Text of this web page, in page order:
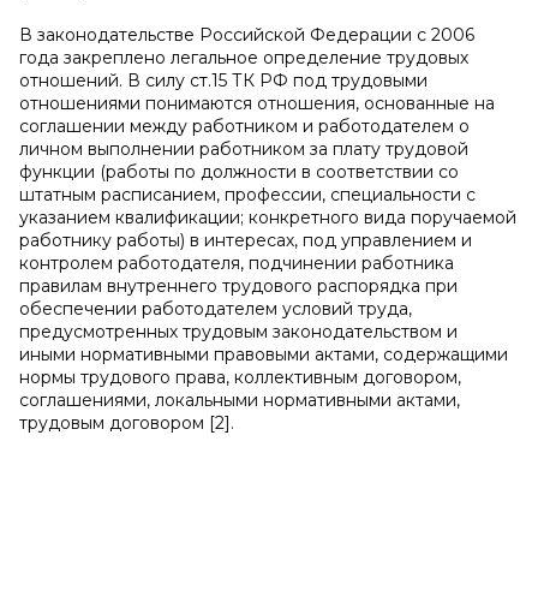
В законодательстве Российской Федерации с 2006
года закреплено легальное определение трудовых
отношений. В силу ст.15 ТК РФ под трудовыми
отношениями понимаются отношения, основанные на
соглашении между работником и работодателем о
личном выполнении работником за плату трудовой
функции (работы по должности в соответствии со
штатным расписанием, профессии, специальности с
указанием квалификации; конкретного вида поручаемой
работнику работы) в интересах, под управлением и
контролем работодателя, подчинении работника
правилам внутреннего трудового распорядка при
обеспечении работодателем условий труда,
предусмотренных трудовым законодательством и
иными нормативными правовыми актами, содержащими
нормы трудового права, коллективным договором,
соглашениями, локальными нормативными актами,
трудовым договором [2].